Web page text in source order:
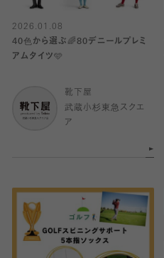
2026.01.08
40色から選ぶ🌈80デニールプレミ
アムタイツ🩵
靴下屋
武蔵小杉東急スクエ
ア